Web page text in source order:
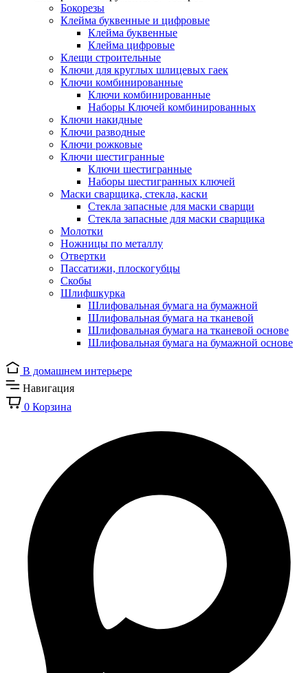
Бокорезы
Клейма буквенные и цифровые
Клейма буквенные
Клейма цифровые
Клещи строительные
Ключи для круглых шлицевых гаек
Ключи комбинированные
Ключи комбинированные
Наборы Ключей комбинированных
Ключи накидные
Ключи разводные
Ключи рожковые
Ключи шестигранные
Ключи шестигранные
Наборы шестигранных ключей
Маски сварщика, стекла, каски
Стекла запасные для маски сварщи
Стекла запасные для маски сварщика
Молотки
Ножницы по металлу
Отвертки
Пассатижи, плоскогубцы
Скобы
Шлифшкурка
Шлифовальная бумага на бумажной
Шлифовальная бумага на тканевой
Шлифовальная бумага на тканевой основе
Шлифовальная бумага на бумажной основе
В домашнем интерьере
Навигация
0 Корзина